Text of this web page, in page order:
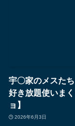
宇〇家のメスた
好き放題使いま
ョ】
2026年6月3日